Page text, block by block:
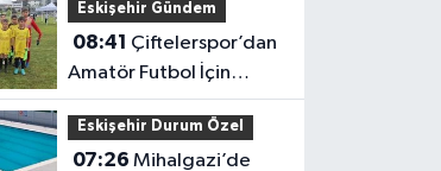
Eskişehir Gündem
08:41
Amatör Futbol İçin
Destek Çağrısı
Eskişehir Durum Özel
07:26